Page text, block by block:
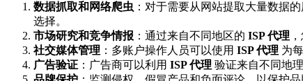
数据抓取和网络爬虫 ：对于需要从网站提取大量数据的
选择。
市场研究和竞争情报 ：通过来自不同地区的 ISP 代理
社交媒体管理 ：多账户操作人员可以使用 ISP 代理 为
广告验证 ：广告商可以利用 ISP 代理 验证来自不同地